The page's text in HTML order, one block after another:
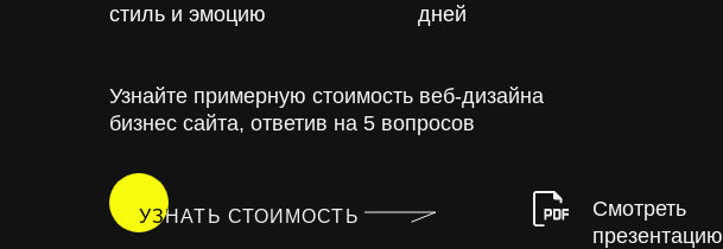
стиль и эмоцию
дней
Узнайте примерную стоимость веб-дизайна
бизнес сайта, ответив на 5 вопросов
Смотреть
презентацию
УЗНАТЬ СТОИМОСТЬ
УЗНАТЬ СТОИМОСТЬ